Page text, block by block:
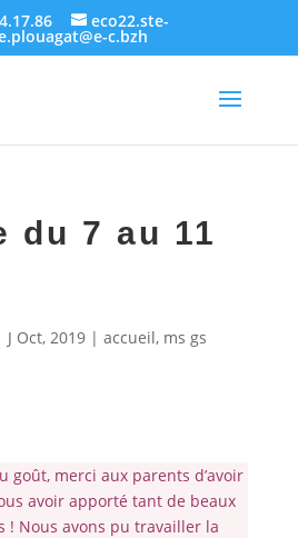
eco22.ste-
c.bzh
du 7 au 11
J Oct, 2019| accueil, ms gs
goût, merci aux parents d’avoir
avoir apporté tant de beaux
! Nous avons pu travailler la